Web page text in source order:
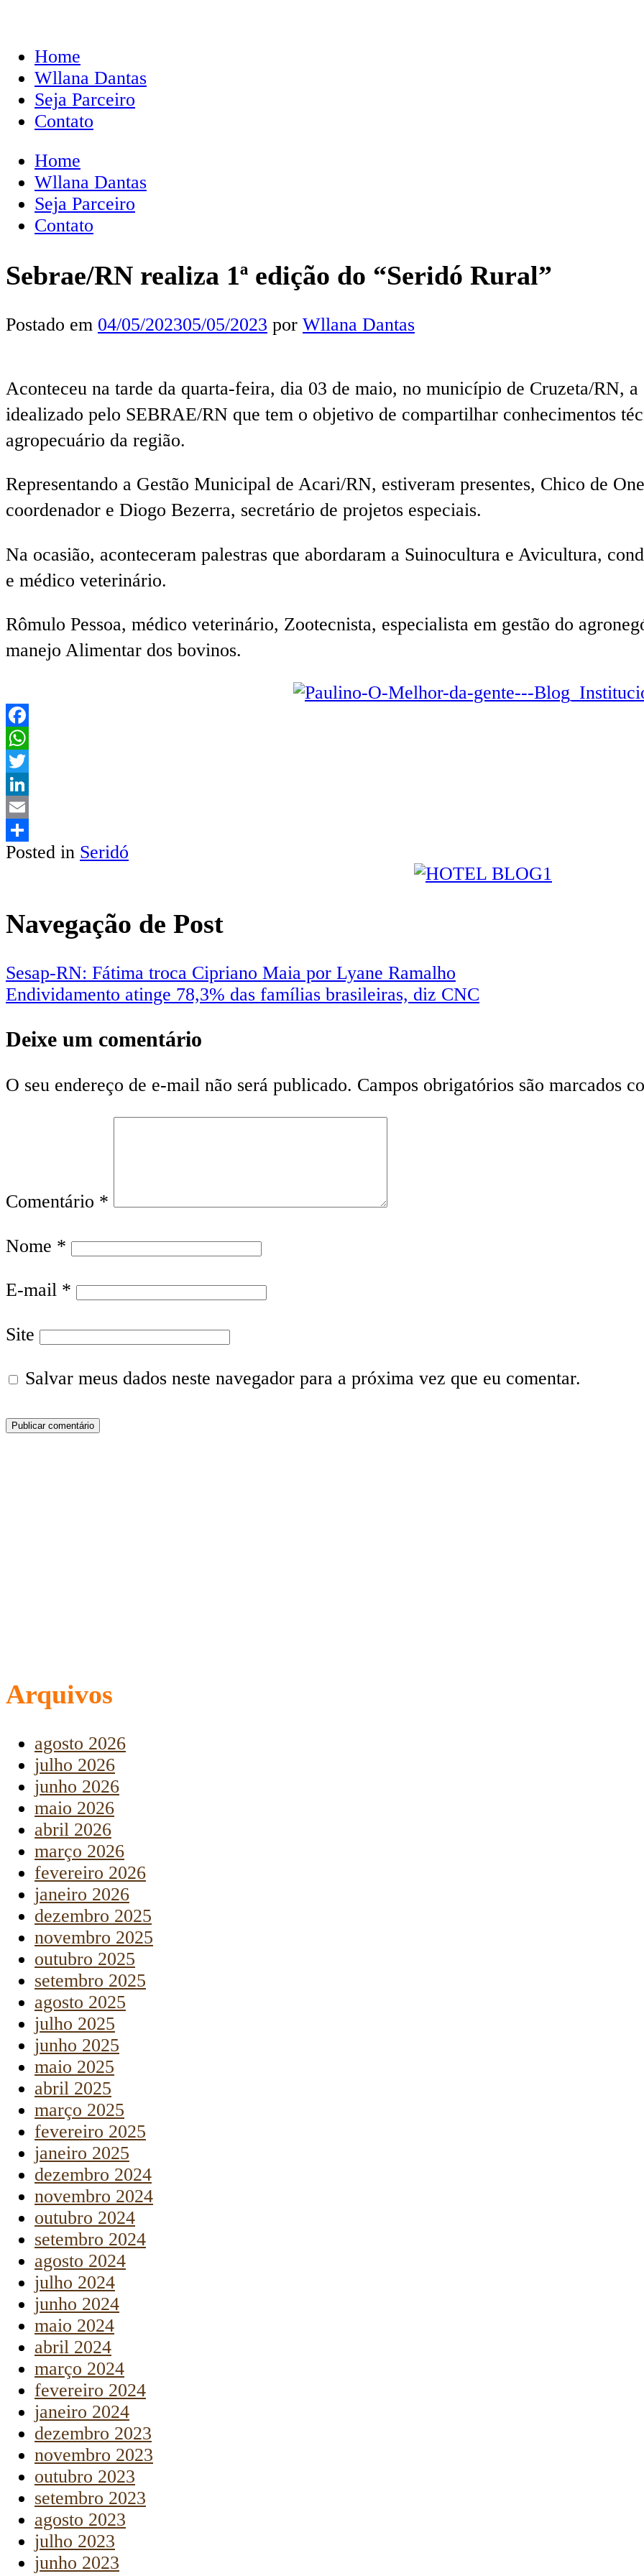
Home
Wllana Dantas
Seja Parceiro
Contato
Home
Wllana Dantas
Seja Parceiro
Contato
Sebrae/RN realiza 1ª edição do “Seridó Rural”
Postado em 04/05/202305/05/2023 por Wllana Dantas
Aconteceu na tarde da quarta-feira, dia 03 de maio, no município de Cruzeta/RN, a
idealizado pelo SEBRAE/RN que tem o objetivo de compartilhar conhecimentos
agropecuário da região.
Representando a Gestão Municipal de Acari/RN, estiveram presentes, Chico de
coordenador e Diogo Bezerra, secretário de projetos especiais.
Na ocasião, aconteceram palestras que abordaram a Suinocultura e Avicultura,
e médico veterinário.
Rômulo Pessoa, médico veterinário, Zootecnista, especialista em gestão do
manejo Alimentar dos bovinos.
Facebook
WhatsApp
Twitter
LinkedIn
Email
Share
Posted in Seridó
Navegação de Post
Sesap-RN: Fátima troca Cipriano Maia por Lyane Ramalho
Endividamento atinge 78,3% das famílias brasileiras, diz CNC
Deixe um comentário
O seu endereço de e-mail não será publicado. Campos obrigatórios são marcados
Comentário *
Nome *
E-mail *
Site
Salvar meus dados neste navegador para a próxima vez que eu comentar.
Arquivos
agosto 2026
julho 2026
junho 2026
maio 2026
abril 2026
março 2026
fevereiro 2026
janeiro 2026
dezembro 2025
novembro 2025
outubro 2025
setembro 2025
agosto 2025
julho 2025
junho 2025
maio 2025
abril 2025
março 2025
fevereiro 2025
janeiro 2025
dezembro 2024
novembro 2024
outubro 2024
setembro 2024
agosto 2024
julho 2024
junho 2024
maio 2024
abril 2024
março 2024
fevereiro 2024
janeiro 2024
dezembro 2023
novembro 2023
outubro 2023
setembro 2023
agosto 2023
julho 2023
junho 2023